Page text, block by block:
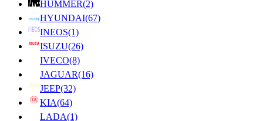
HUMMER(2)
HYUNDAI(67)
INEOS(1)
ISUZU(26)
IVECO(8)
JAGUAR(16)
JEEP(32)
KIA(64)
LADA(1)